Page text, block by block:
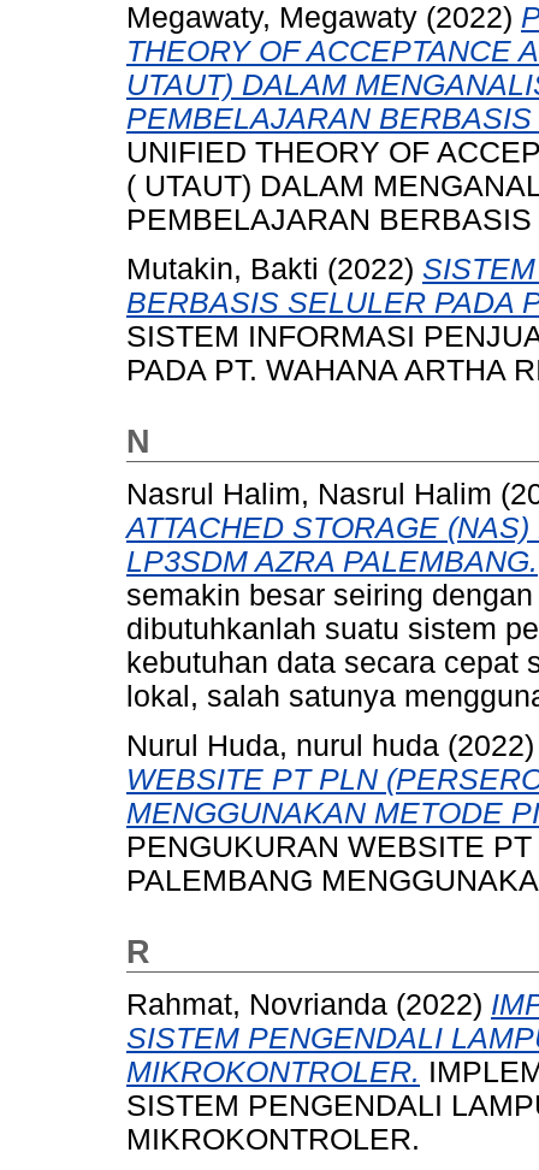
Megawaty, Megawaty (2022)
THEORY OF ACCEPTANCE
UTAUT) DALAM
PEMBELAJARAN
UNIFIED THEORY OF
( UTAUT) DALAM
PEMBELAJARAN
Mutakin, Bakti (2022)
BERBASIS SELULER PADA
SISTEM INFORMASI
PADA PT. WAHANA ARTHA
N
Nasrul Halim, Nasrul Halim
ATTACHED STORAGE
LP3SDM AZRA PALEMBANG.
semakin besar seiring
dibutuhkanlah suatu sistem
kebutuhan data secara cepat
lokal, salah satunya
Nurul Huda, nurul huda
WEBSITE PT PLN
MENGGUNAKAN METODE
PENGUKURAN WEBSITE
PALEMBANG
R
Rahmat, Novrianda (2022)
SISTEM PENGENDALI
MIKROKONTROLER.
SISTEM PENGENDALI
MIKROKONTROLER.